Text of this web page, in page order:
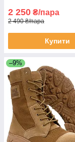
2 250 ₴/пара
2 490 ₴/пара
Купити
–9%